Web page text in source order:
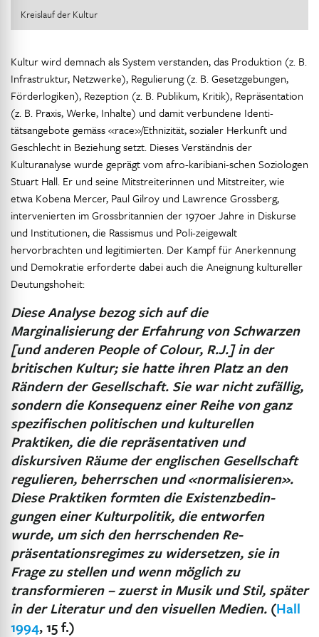
Kreislauf der Kultur
Kultur wird demnach als System verstanden, das Produktion (z. B.
Infrastruktur, Netzwerke), Regulierung (z. B. Gesetzgebungen,
Förderlogiken), Rezeption (z. B. Publikum, Kritik), Repräsentation
(z. B. Praxis, Werke, Inhalte) und damit verbundene Identi-
tätsangebote gemäss «race»/Ethnizität, sozialer Herkunft und
Geschlecht in Beziehung setzt. Dieses Verständnis der
Kulturanalyse wurde geprägt vom afro-karibiani-schen Soziologen
Stuart Hall. Er und seine Mitstreiterinnen und Mitstreiter, wie
etwa Kobena Mercer, Paul Gilroy und Lawrence Grossberg,
intervenierten im Grossbritannien der 1970er Jahre in Diskurse
und Institutionen, die Rassismus und Poli-zeigewalt
hervorbrachten und legitimierten. Der Kampf für Anerkennung
und Demokratie erforderte dabei auch die Aneignung kultureller
Deutungshoheit:
Diese Analyse bezog sich auf die
Marginalisierung der Erfahrung von Schwarzen
[und anderen People of Colour, R.J.] in der
britischen Kultur; sie hatte ihren Platz an den
Rändern der Gesellschaft. Sie war nicht zufällig,
sondern die Konsequenz einer Reihe von ganz
spezifischen politischen und kulturellen
Praktiken, die die repräsentativen und
diskursiven Räume der englischen Gesellschaft
regulieren, beherrschen und «normalisieren».
Diese Praktiken formten die Existenzbedin-
gungen einer Kulturpolitik, die entworfen
wurde, um sich den herrschenden Re-
präsentationsregimes zu widersetzen, sie in
Frage zu stellen und wenn möglich zu
transformieren – zuerst in Musik und Stil, später
in der Literatur und den visuellen Medien. (Hall
1994, 15 f.)